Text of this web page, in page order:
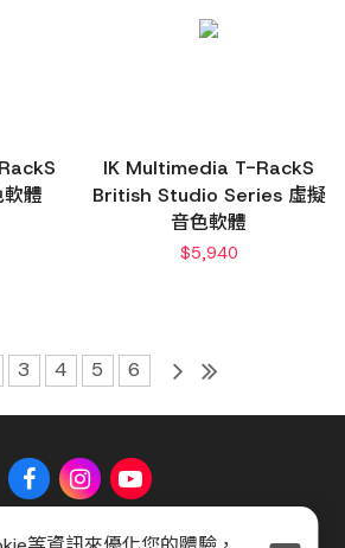
體
IK Multimedia T-RackS
British Studio Series 虛擬
音色軟體
$5,940
3 4 5 6